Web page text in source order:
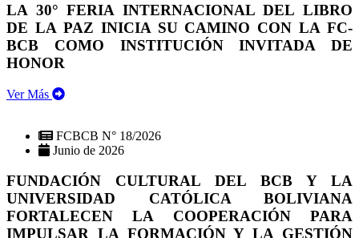
LA 30° FERIA INTERNACIONAL DEL LIBRO
DE LA PAZ INICIA SU CAMINO CON LA FC-
BCB COMO INSTITUCIÓN INVITADA DE
HONOR
Ver Más
FCBCB N° 18/2026
Junio de 2026
FUNDACIÓN CULTURAL DEL BCB Y LA
UNIVERSIDAD CATÓLICA BOLIVIANA
FORTALECEN LA COOPERACIÓN PARA
IMPULSAR LA FORMACIÓN Y LA GESTIÓN